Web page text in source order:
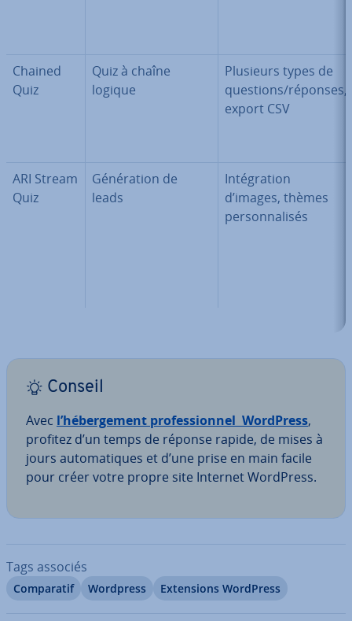
Chained
Quiz
Quiz à chaîne
logique
Plusieurs types de
questions/réponses,
export CSV
ARI Stream
Quiz
Gé­né­ra­tion de
leads
In­té­gra­tion
d’images, thèmes
per­son­na­li­sés
Conseil
Avec l’hé­ber­ge­ment pro­fes­sion­nel WordPress,
profitez d’un temps de réponse rapide, de mises à
jours au­to­ma­tiques et d’une prise en main facile
pour créer votre propre site Internet WordPress.
Tags associés
Com­pa­ra­tif Wordpress Ex­ten­sions WordPress